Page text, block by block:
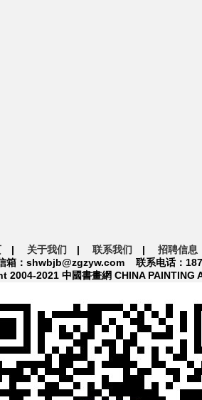
| 关于我们 | 联系我们 | 招聘信息
箱：shwbjb@zgzyw.com 联系电话：
2004-2021 中國書畫網 CHINA PAINTING